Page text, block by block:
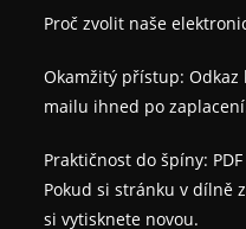
Proč zvolit naše
Okamžitý přístup: Odkaz
mailu ihned po
Praktičnost do špíny:
Pokud si stránku v dílně
si vytisknete novou.